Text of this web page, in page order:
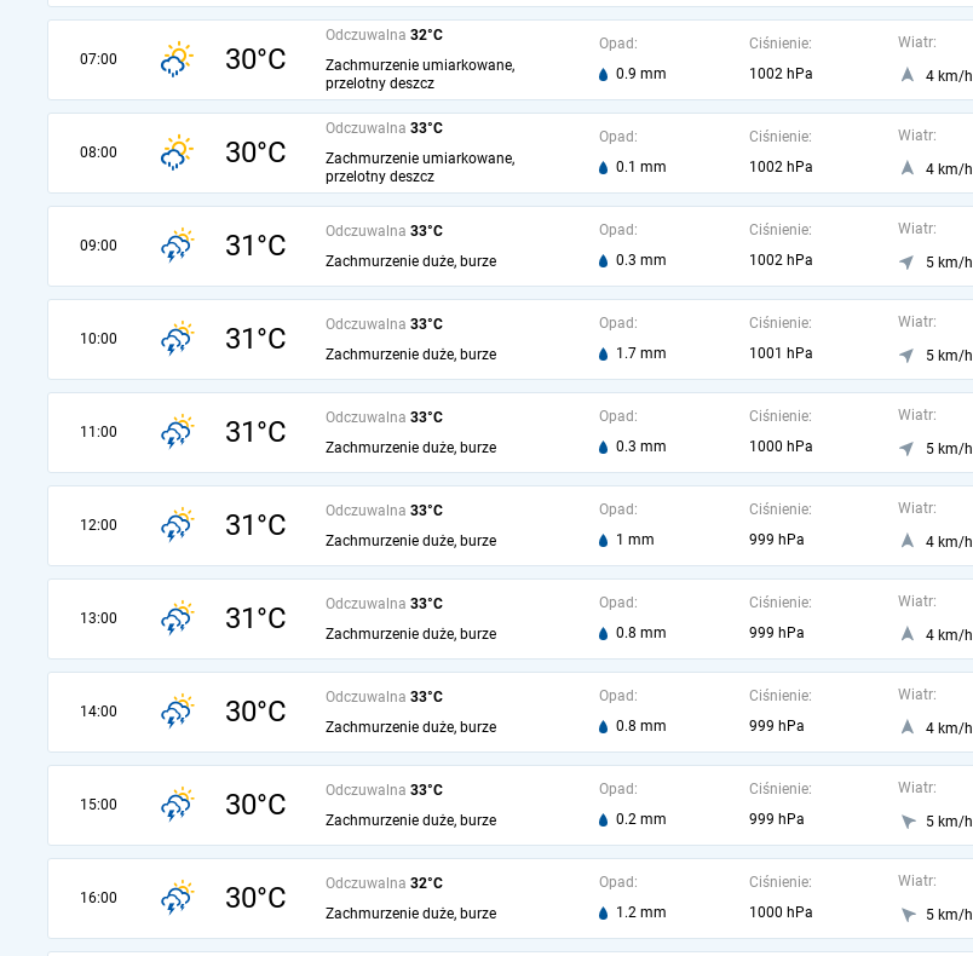
07:00 30°C
Odczuwalna 32°C
Zachmurzenie umiarkowane,
przelotny deszcz
Opad:
0.9 mm
Ciśnienie:
1002 hPa
Wiatr:
4 km/h
08:00 30°C
Odczuwalna 33°C
Zachmurzenie umiarkowane,
przelotny deszcz
Opad:
0.1 mm
Ciśnienie:
1002 hPa
Wiatr:
4 km/h
09:00 31°C Odczuwalna 33°C
Zachmurzenie duże, burze
Opad:
0.3 mm
Ciśnienie:
1002 hPa
Wiatr:
5 km/h
10:00 31°C Odczuwalna 33°C
Zachmurzenie duże, burze
Opad:
1.7 mm
Ciśnienie:
1001 hPa
Wiatr:
5 km/h
11:00 31°C Odczuwalna 33°C
Zachmurzenie duże, burze
Opad:
0.3 mm
Ciśnienie:
1000 hPa
Wiatr:
5 km/h
12:00 31°C Odczuwalna 33°C
Zachmurzenie duże, burze
Opad:
1 mm
Ciśnienie:
999 hPa
Wiatr:
4 km/h
13:00 31°C Odczuwalna 33°C
Zachmurzenie duże, burze
Opad:
0.8 mm
Ciśnienie:
999 hPa
Wiatr:
4 km/h
14:00 30°C Odczuwalna 33°C
Zachmurzenie duże, burze
Opad:
0.8 mm
Ciśnienie:
999 hPa
Wiatr:
4 km/h
15:00 30°C Odczuwalna 33°C
Zachmurzenie duże, burze
Opad:
0.2 mm
Ciśnienie:
999 hPa
Wiatr:
5 km/h
16:00 30°C Odczuwalna 32°C
Zachmurzenie duże, burze
Opad:
1.2 mm
Ciśnienie:
1000 hPa
Wiatr:
5 km/h